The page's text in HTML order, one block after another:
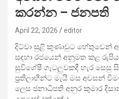
කරන්න – ජනපති
April 22, 2026 editor
දිට්වා සුළි කුණාවුට හේතුවෙන්
සඳහා රජයෙන් අනුමත කළ
සුවිශේෂී ගැටලුවකදී හැර සෙසු
ප්‍රතිලාභීන්ට මැයි මස අවසන්
ලෙස ජනාධිපති අනුර කුමාර